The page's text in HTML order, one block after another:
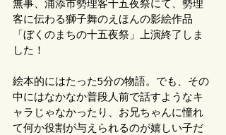
無事、浦添市勢理客十五夜祭にて、勢理
客に伝わる獅子舞のえほんの影絵作品
「ぼくのまちの十五夜祭」上演終了しま
した！
絵本的にはたった5分の物語。でも、その
中にはなかなか普段人前で話すようなキ
ャラじゃなかったり、お兄ちゃんに憧れ
て何か役割が与えられるのが嬉しい子だ